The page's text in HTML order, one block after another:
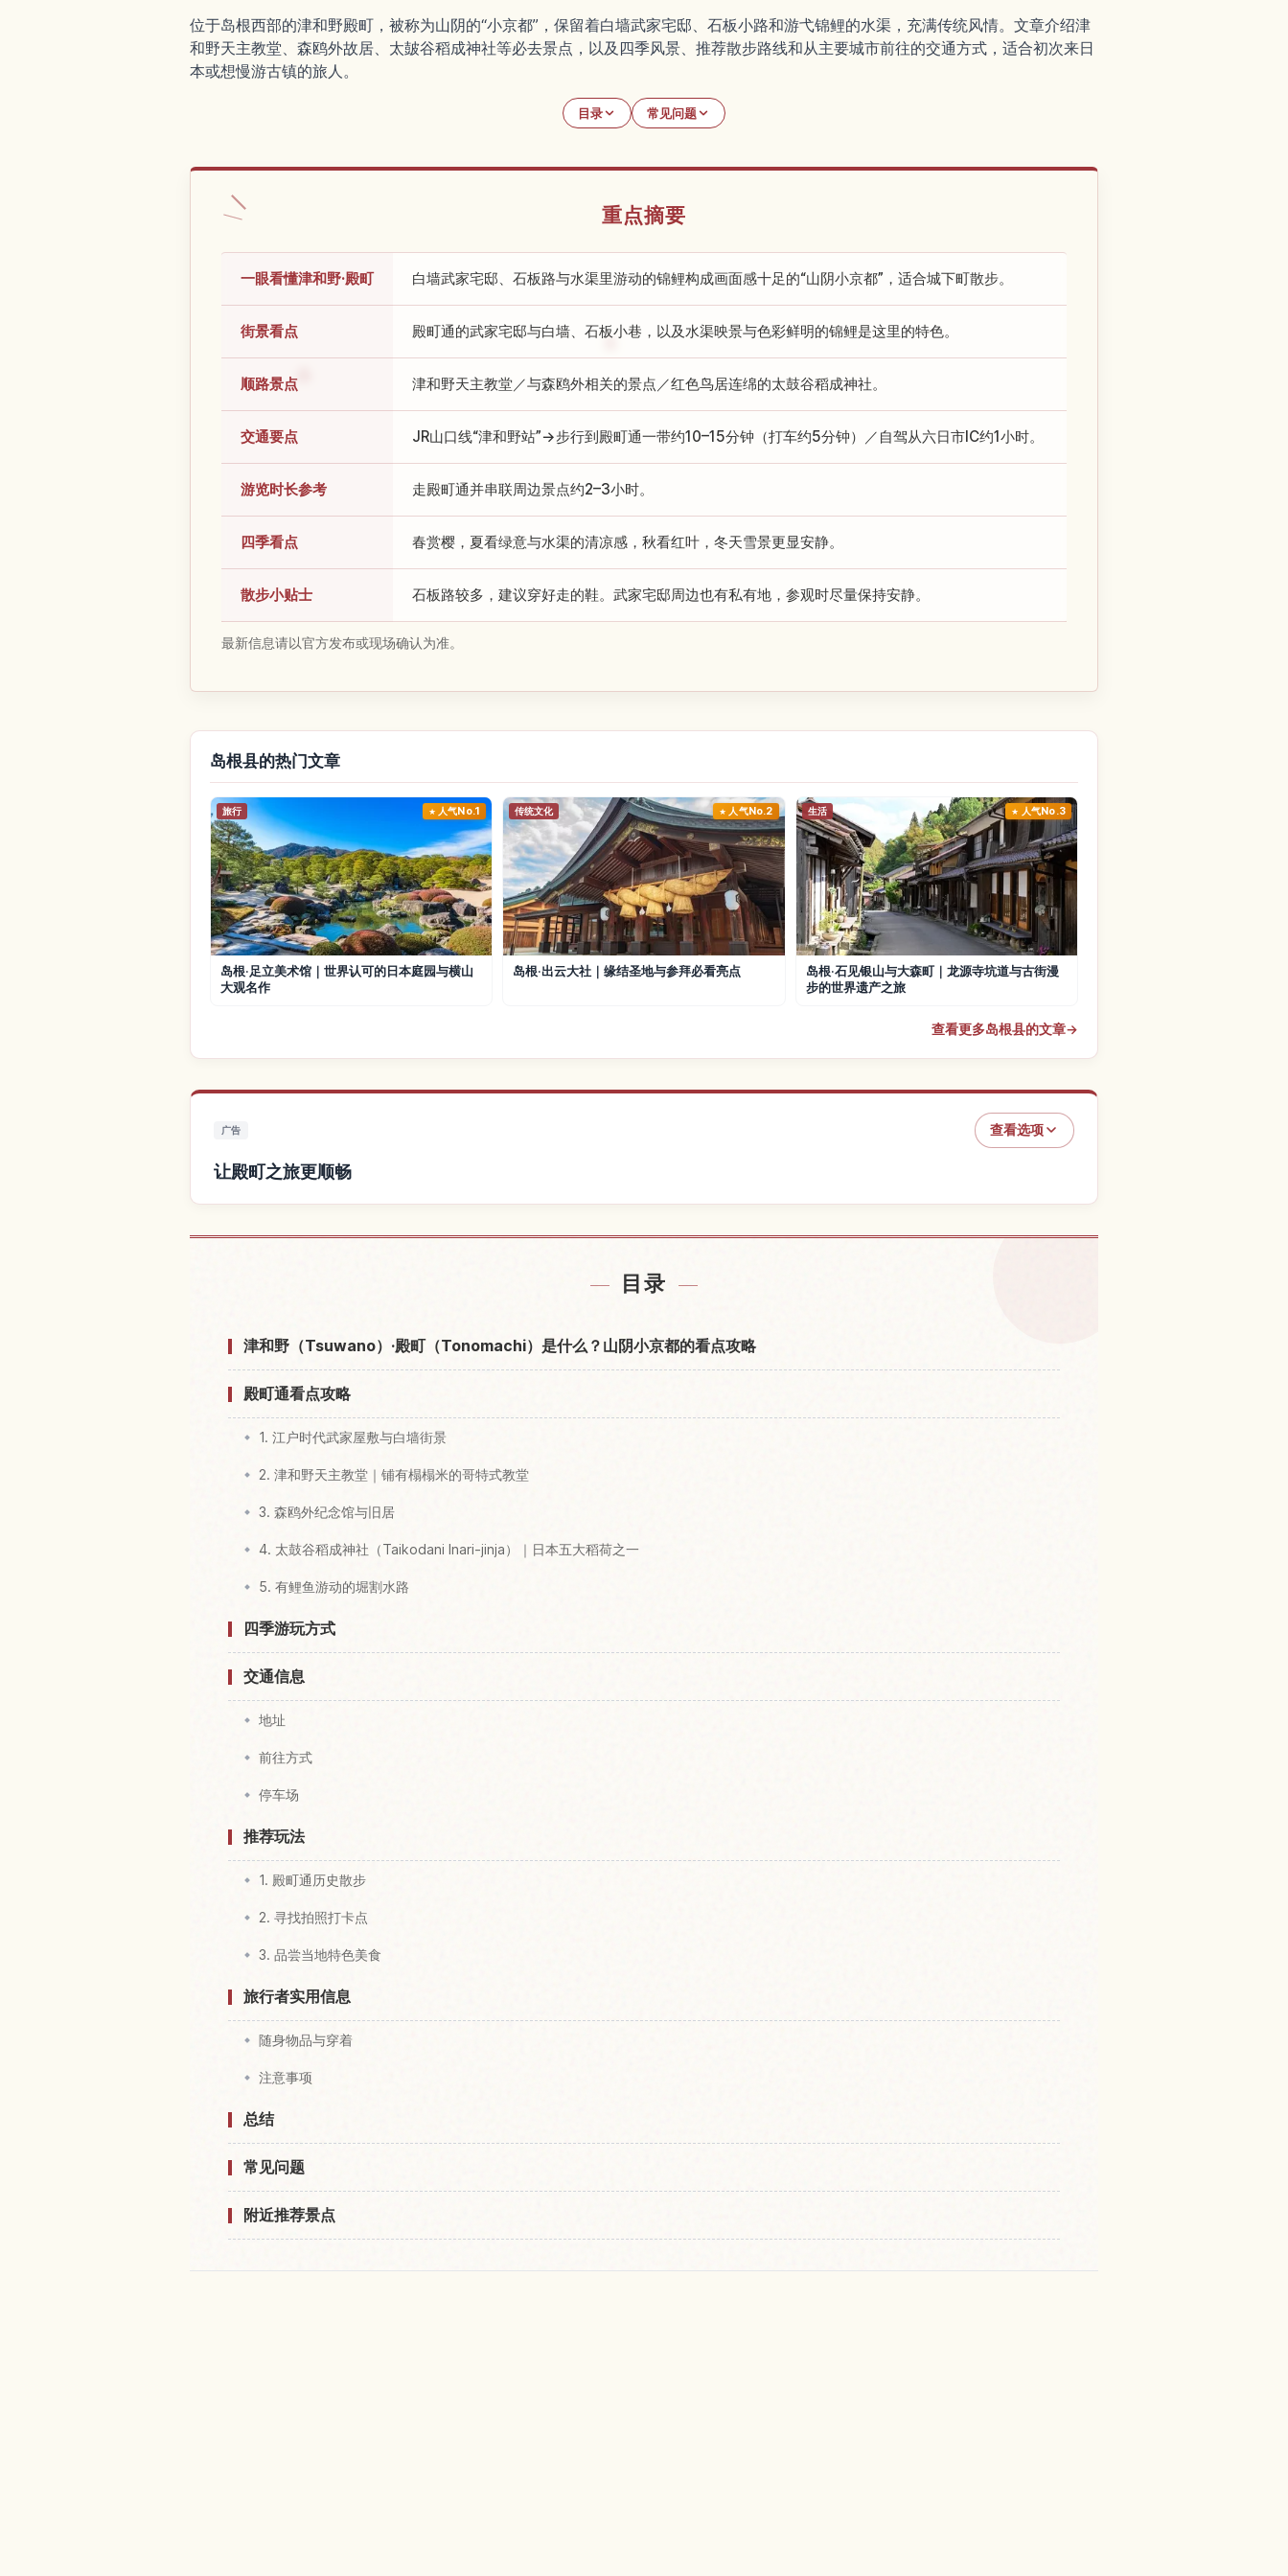
位于岛根西部的津和野殿町，被称为山阴的“小京都”，保留着白墙武家宅邸、石板小路和游弋锦鲤的水渠，充满传统风情。文章介绍津
和野天主教堂、森鸥外故居、太皷谷稻成神社等必去景点，以及四季风景、推荐散步路线和从主要城市前往的交通方式，适合初次来日
本或想慢游古镇的旅人。
目录 常见问题
重点摘要
一眼看懂津和野·殿町 白墙武家宅邸、石板路与水渠里游动的锦鲤构成画面感十足的“山阴小京都”，适合城下町散步。
街景看点 殿町通的武家宅邸与白墙、石板小巷，以及水渠映景与色彩鲜明的锦鲤是这里的特色。
顺路景点 津和野天主教堂／与森鸥外相关的景点／红色鸟居连绵的太鼓谷稻成神社。
交通要点 JR山口线“津和野站”→步行到殿町通一带约10–15分钟（打车约5分钟）／自驾从六日市IC约1小时。
游览时长参考 走殿町通并串联周边景点约2–3小时。
四季看点 春赏樱，夏看绿意与水渠的清凉感，秋看红叶，冬天雪景更显安静。
散步小贴士 石板路较多，建议穿好走的鞋。武家宅邸周边也有私有地，参观时尽量保持安静。
最新信息请以官方发布或现场确认为准。
岛根县的热门文章
旅行 人气No.1
岛根·足立美术馆｜世界认可的日本庭园与横山
大观名作
传统文化 人气No.2
岛根·出云大社｜缘结圣地与参拜必看亮点
生活 人气No.3
岛根·石见银山与大森町｜龙源寺坑道与古街漫
步的世界遗产之旅
查看更多岛根县的文章→
广告 查看选项
让殿町之旅更顺畅
目录
津和野（Tsuwano）·殿町（Tonomachi）是什么？山阴小京都的看点攻略
殿町通看点攻略
1. 江户时代武家屋敷与白墙街景
2. 津和野天主教堂｜铺有榻榻米的哥特式教堂
3. 森鸥外纪念馆与旧居
4. 太鼓谷稻成神社（Taikodani Inari-jinja）｜日本五大稻荷之一
5. 有鲤鱼游动的堀割水路
四季游玩方式
交通信息
地址
前往方式
停车场
推荐玩法
1. 殿町通历史散步
2. 寻找拍照打卡点
3. 品尝当地特色美食
旅行者实用信息
随身物品与穿着
注意事项
总结
常见问题
附近推荐景点